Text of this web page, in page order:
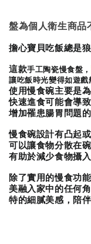
NT$ 289 TWD
盤為個人衛生商品
擔心寶貝吃飯總是
這款手工陶瓷慢食盤，
讓吃飯時光變得如遊戲
使用慢食碗主要是
快速進食可能會導
增加罹患腸胃問題的
慢食碗設計有凸起或
可以讓食物分散在
有助於減少食物攝
除了實用的慢食功
美融入家中的任何
特的細膩美感，陪